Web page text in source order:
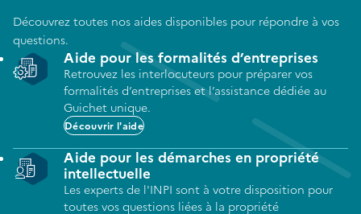
Découvrez toutes nos aides disponibles pour répondre à vos
questions.
Aide pour les formalités d’entreprises
Retrouvez les interlocuteurs pour préparer vos
formalités d’entreprises et l’assistance dédiée au
Guichet unique.
Découvrir l'aide
Aide pour les démarches en propriété
intellectuelle
Les experts de l'INPI sont à votre disposition pour
toutes vos questions liées à la propriété